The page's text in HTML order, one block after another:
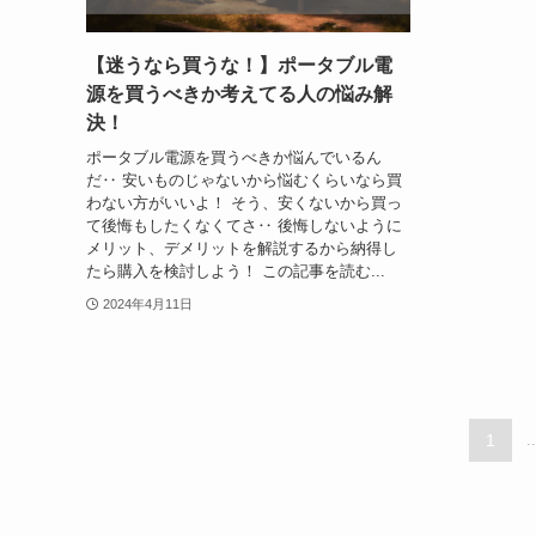
【迷うなら買うな！】ポータブル電
源を買うべきか考えてる人の悩み解
決！
ポータブル電源を買うべきか悩んでいるん
だ‥ 安いものじゃないから悩むくらいなら買
わない方がいいよ！ そう、安くないから買っ
て後悔もしたくなくてさ‥ 後悔しないように
メリット、デメリットを解説するから納得し
たら購入を検討しよう！ この記事を読む...
2024年4月11日
1